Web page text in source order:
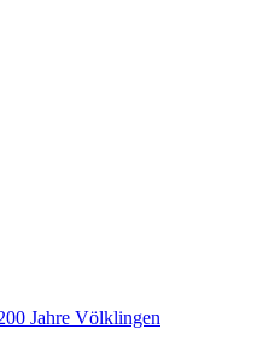
Jahre Völklingen